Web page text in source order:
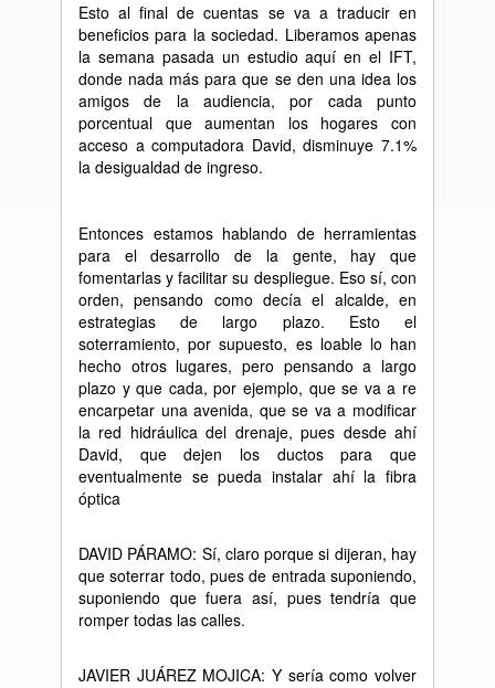
Esto al final de cuentas se va a traducir en
beneficios para la sociedad. Liberamos apenas
la semana pasada un estudio aquí en el IFT,
donde nada más para que se den una idea los
amigos de la audiencia, por cada punto
porcentual que aumentan los hogares con
acceso a computadora David, disminuye 7.1%
la desigualdad de ingreso.
Entonces estamos hablando de herramientas
para el desarrollo de la gente, hay que
fomentarlas y facilitar su despliegue. Eso sí, con
orden, pensando como decía el alcalde, en
estrategias de largo plazo. Esto el
soterramiento, por supuesto, es loable lo han
hecho otros lugares, pero pensando a largo
plazo y que cada, por ejemplo, que se va a re
encarpetar una avenida, que se va a modificar
la red hidráulica del drenaje, pues desde ahí
David, que dejen los ductos para que
eventualmente se pueda instalar ahí la fibra
óptica
DAVID PÁRAMO: Sí, claro porque si dijeran, hay
que soterrar todo, pues de entrada suponiendo,
suponiendo que fuera así, pues tendría que
romper todas las calles.
JAVIER JUÁREZ MOJICA: Y sería como volver